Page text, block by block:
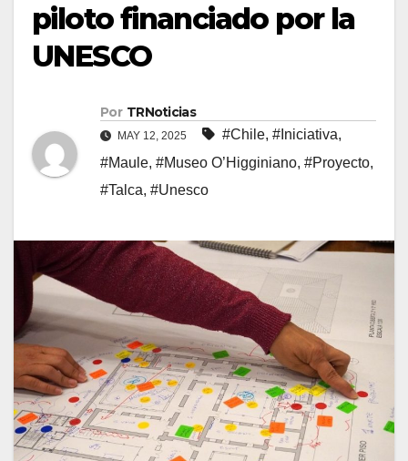
piloto financiado por la
UNESCO
Por TRNoticias
MAY 12, 2025 #Chile, #Iniciativa,
#Maule, #Museo O’Higginiano, #Proyecto,
#Talca, #Unesco